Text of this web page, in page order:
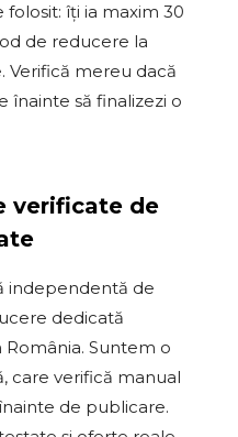
folosit: îți ia maxim 30
de reducere la
Verifică mereu dacă
înainte să finalizezi o
verificate de
independentă de
dedicată
Suntem o
care verifică manual
de publicare.